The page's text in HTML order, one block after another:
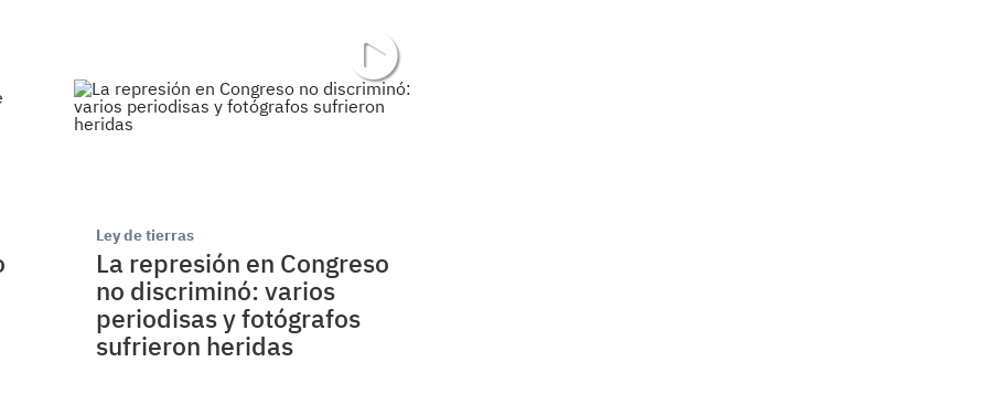
Ley de tierras
La represión en Congreso
no discriminó: varios
periodisas y fotógrafos
sufrieron heridas